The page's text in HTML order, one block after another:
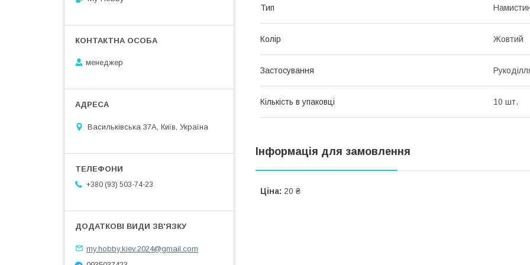
Тип
Колір Жовтий
Застосування
Кількість в упаковці 10 шт.
Інформація для замовлення
Ціна: 20 ₴
менеджер
Васильківська 37А, Київ, Україна
+380 (93) 503-74-23
my.hobby.kiev.2024@gmail.com